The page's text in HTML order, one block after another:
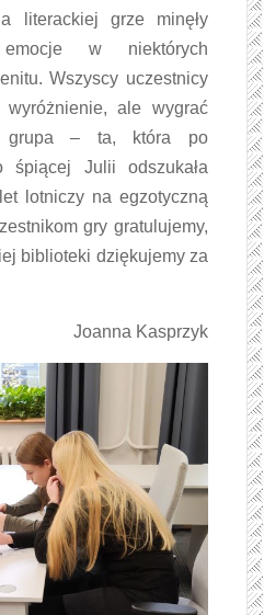
literackiej grze minęły
w niektórych
Wszyscy uczestnicy
wyróżnienie, ale wygrać
grupa – ta, która po
śpiącej Julii odszukała
lotniczy na egzotyczną
gry gratulujemy,
biblioteki dziękujemy za
Joanna Kasprzyk